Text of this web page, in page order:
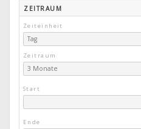
ZEITRAUM
Zeiteinheit
Tag
Zeitraum
3 Monate
Start
Ende